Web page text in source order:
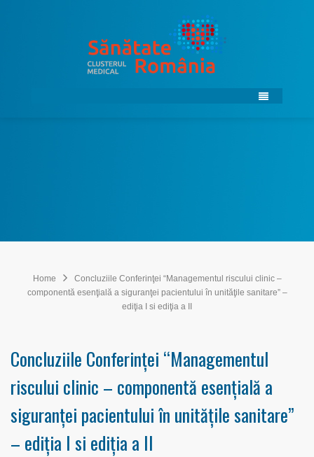
Home
Concluziile Conferinţei “Managementul riscului clinic –
componentă esenţială a siguranţei pacientului în unităţile sanitare” –
ediţia I si ediţia a II
Concluziile Conferinţei “Managementul
riscului clinic – componentă esenţială a
siguranţei pacientului în unităţile sanitare”
– ediţia I si ediţia a II